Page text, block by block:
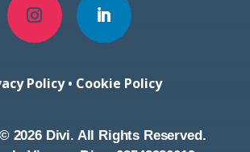
Policy• Cookie Policy
2026 Divi. All Rights Reserved.